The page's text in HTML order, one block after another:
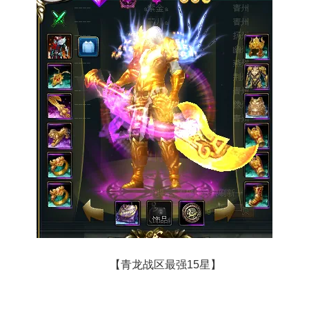
【青龙战区最强15星】